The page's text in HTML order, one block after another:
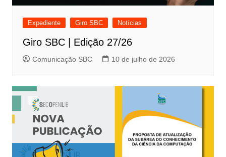
Expediente Giro SBC Notícias
Giro SBC | Edição 27/26
Comunicação SBC 10 de julho de 2026